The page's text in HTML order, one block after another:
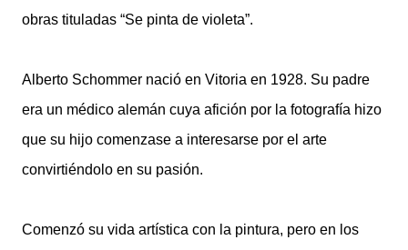
obras tituladas “Se pinta de violeta”.
Alberto Schommer nació en Vitoria en 1928. Su padre
era un médico alemán cuya afición por la fotografía hizo
que su hijo comenzase a interesarse por el arte
convirtiéndolo en su pasión.
Comenzó su vida artística con la pintura, pero en los